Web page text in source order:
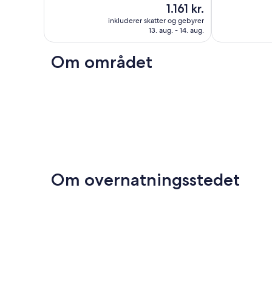
Prisen
er
1.161 kr.
1.161 kr.
inkluderer skatter og gebyrer
13. aug. - 14. aug.
Om området
Om overnatningsstedet